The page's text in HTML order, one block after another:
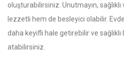
oluşturabilirsiniz. Unutmayın,
lezzetli hem de besleyici olabilir.
daha keyifli hale getirebilir ve sağlıklı
atabilirsiniz.